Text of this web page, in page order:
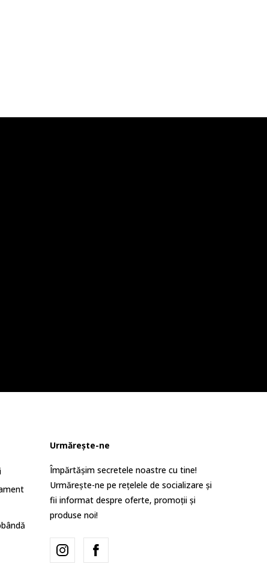
Urmărește-ne
Împărtășim secretele noastre cu tine!
Urmărește-ne pe rețelele de socializare și
fii informat despre oferte, promoții și
produse noi!